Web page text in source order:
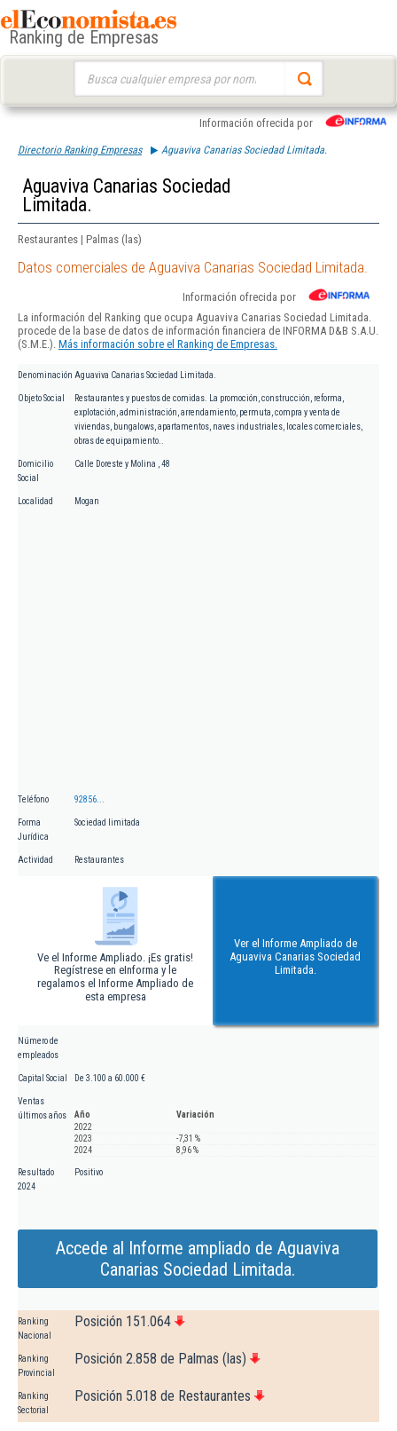
Ranking de Empresas
Información ofrecida por
Directorio Ranking Empresas Aguaviva Canarias Sociedad Limitada.
Aguaviva Canarias Sociedad
Limitada.
Restaurantes | Palmas (las)
Datos comerciales de Aguaviva Canarias Sociedad Limitada.
Información ofrecida por
La información del Ranking que ocupa Aguaviva Canarias Sociedad Limitada.
procede de la base de datos de información financiera de INFORMA D&B S.A.U.
(S.M.E.). Más información sobre el Ranking de Empresas.
Denominación Aguaviva Canarias Sociedad Limitada.
Objeto Social
Restaurantes y puestos de comidas. La promoción, construcción, reforma,
explotación, administración, arrendamiento, permuta, compra y venta de
viviendas, bungalows, apartamentos, naves industriales, locales comerciales,
obras de equipamiento..
Domicilio
Social
Calle Doreste y Molina , 48
Localidad Mogan
Teléfono 92856...
Forma
Jurídica
Sociedad limitada
Actividad Restaurantes
Ve el Informe Ampliado. ¡Es gratis!
Regístrese en eInforma y le
regalamos el Informe Ampliado de
esta empresa
Ver el Informe Ampliado de
Aguaviva Canarias Sociedad
Limitada.
Número de
empleados
Capital Social De 3.100 a 60.000 €
Ventas
últimos años
Año
Variación
2022
2023
-7,31 %
2024
8,96 %
Resultado
2024
Positivo
Accede al Informe ampliado de Aguaviva
Canarias Sociedad Limitada.
Ranking
Nacional
Posición 151.064
Ranking
Provincial
Posición 2.858 de Palmas (las)
Ranking
Sectorial
Posición 5.018 de Restaurantes